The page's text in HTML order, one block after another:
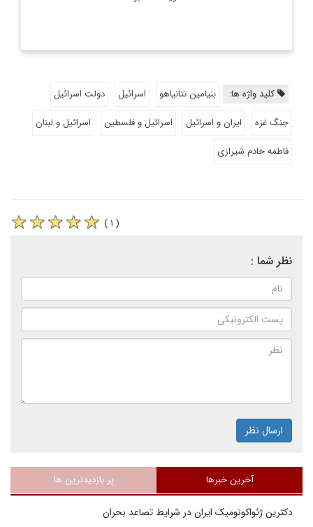
کلید واژه ها: بنیامین نتانیاهو اسرائیل
دولت اسرائیل
جنگ غزه
ایران و اسرائیل اسرائیل و فلسطین
اسرائیل و لبنان
فاطمه خادم شیرازی
( ۱ )
نظر شما :
ارسال نظر
آخرین خبرها پر بازدیدترین ها
دکترین ژئواکونومیک ایران در شرایط تصاعد بحران